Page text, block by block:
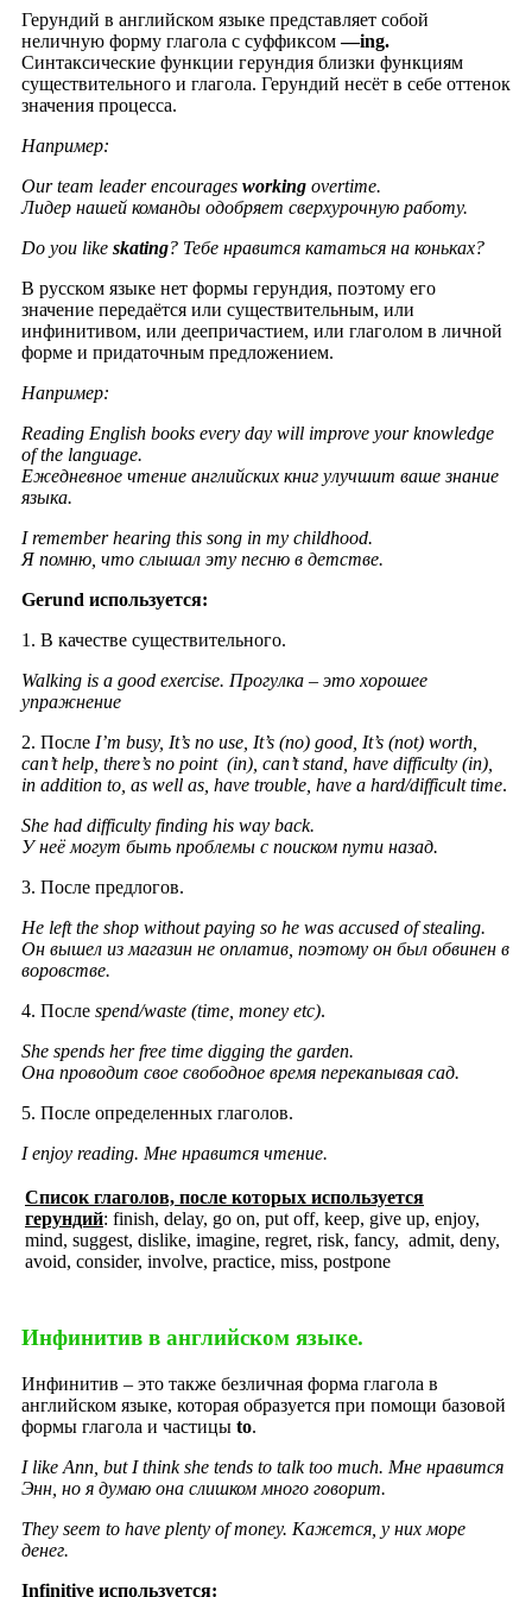
Герундий в английском языке представляет собой
неличную форму глагола с суффиксом—ing.
Синтаксические функции герундия близки функциям
существительного и глагола. Герундий несёт в себе оттенок
значения процесса.
Например:
Our team leader encourages working overtime.
Лидер нашей команды одобряет сверхурочную работу.
Do you like skating? Тебе нравится кататься на коньках?
В русском языке нет формы герундия, поэтому его
значение передаётся или существительным, или
инфинитивом, или деепричастием, или глаголом в личной
форме и придаточным предложением.
Например:
Reading English books every day will improve your knowledge
of the language.
Ежедневное чтение английских книг улучшит ваше знание
языка.
I remember hearing this song in my childhood.
Я помню, что слышал эту песню в детстве.
Gerund используется:
1. В качестве существительного.
Walking is a good exercise. Прогулка – это хорошее
упражнение
2. После I’m busy, It’s no use, It’s (no) good, It’s (not) worth,
can’t help, there’s no point (in), can’t stand, have difficulty (in),
in addition to, as well as, have trouble, have a hard/difficult time.
She had difficulty finding his way back.
У неё могут быть проблемы с поиском пути назад.
3. После предлогов.
He left the shop without paying so he was accused of stealing.
Он вышел из магазин не оплатив, поэтому он был обвинен в
воровстве.
4. После spend/waste (time, money etc).
She spends her free time digging the garden.
Она проводит свое свободное время перекапывая сад.
5. После определенных глаголов.
I enjoy reading. Мне нравится чтение.
Список глаголов, после которых используется
герундий: finish, delay, go on, put off, keep, give up, enjoy,
mind, suggest, dislike, imagine, regret, risk, fancy, admit, deny,
avoid, consider, involve, practice, miss, postpone
Инфинитив в английском языке.​
Инфинитив – это также безличная форма глагола в
английском языке, которая образуется при помощи базовой
формы глагола и частицы to.
I like Ann, but I think she tends to talk too much. Мне нравится
Энн, но я думаю она слишком много говорит.
They seem to have plenty of money. Кажется, у них море
денег.
Infinitive используется: